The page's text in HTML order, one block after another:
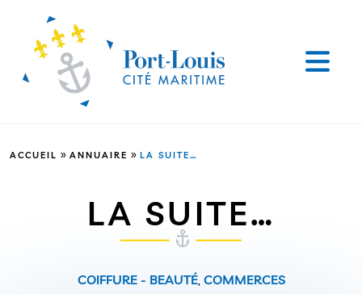
ACCUEIL » ANNUAIRE » LA SUITE…
LA SUITE…
COIFFURE - BEAUTÉ, COMMERCES